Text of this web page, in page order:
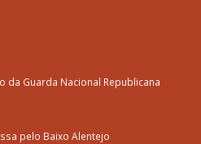
da Guarda Nacional Republicana
pelo Baixo Alentejo